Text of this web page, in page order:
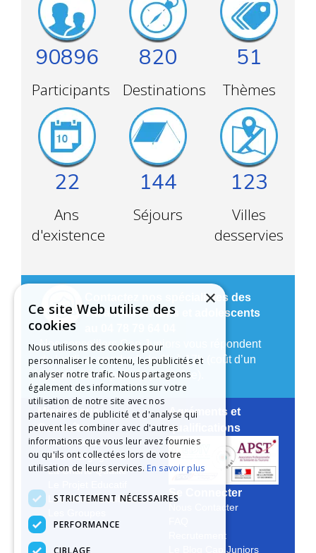
90896
Participants
820
Destinations
51
Thèmes
22
Ans
d'existence
144
Séjours
123
Villes
desservies
Contactez nos spécialistes des
vacances enfants et adolescents
Nos conseillers Cap Juniors vous répondent
du lundi au vendredi de 9h à 17h (coût d’un
appel local depuis un poste fixe).
Mieux nous
Connaître
Notre Histoire
Notre Engagement
La Charte Qualité
Les Aides Possibles
Agréments et
qualifications
Se Connecter
Nous Contacter
Recrutement
Le Blog Cap Juniors
×
Ce site Web utilise des
cookies
Nous utilisons des cookies pour
personnaliser le contenu, les publicités et
analyser notre trafic. Nous partageons
également des informations sur votre
utilisation de notre site avec nos
partenaires de publicité et d'analyse qui
peuvent les combiner avec d'autres
informations que vous leur avez fournies
ou qu'ils ont collectées lors de votre
utilisation de leurs services. En savoir plus
STRICTEMENT NÉCESSAIRES
PERFORMANCE
CIBLAGE